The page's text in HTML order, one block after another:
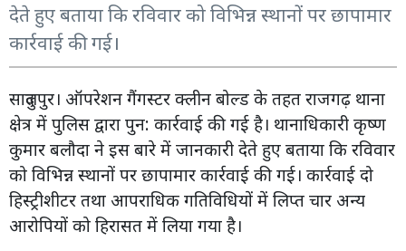
देते हुए बताया कि रविवार को विभिन्न स्थानों पर छापामार
कार्रवाई की गई।
सादुलपुर। ऑपरेशन गैंगस्टर क्लीन बोल्ड के तहत राजगढ़ थाना
क्षेत्र में पुलिस द्वारा पुन: कार्रवाई की गई है। थानाधिकारी कृष्ण
कुमार बलौदा ने इस बारे में जानकारी देते हुए बताया कि रविवार
को विभिन्न स्थानों पर छापामार कार्रवाई की गई। कार्रवाई दो
हिस्ट्रीशीटर तथा आपराधिक गतिविधियों में लिप्त चार अन्य
आरोपियों को हिरासत में लिया गया है।